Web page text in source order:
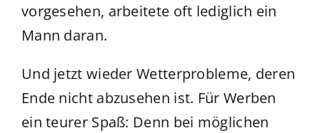
vorgesehen, arbeitete oft lediglich ein
Mann daran.
Und jetzt wieder Wetterprobleme, deren
Ende nicht abzusehen ist. Für Werben
ein teurer Spaß: Denn bei möglichen